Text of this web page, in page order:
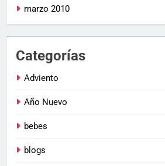
marzo 2010
Categorías
Adviento
Año Nuevo
bebes
blogs